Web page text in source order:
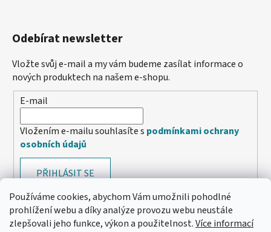
Používáme cookies, abychom Vám umožnili pohodlné
prohlížení webu a díky analýze provozu webu neustále
zlepšovali jeho funkce, výkon a použitelnost.Více informací
Odebírat newsletter
Vložte svůj e-mail a my vám budeme zasílat informace o
nových produktech na našem e-shopu.
E-mail
Vložením e-mailu souhlasíte s podmínkami ochrany
osobních údajů
PŘIHLÁSIT SE